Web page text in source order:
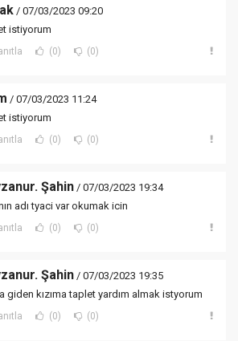
/ 07/03/2023 09:20
istiyorum
(0) (0)
/ 07/03/2023 11:24
istiyorum
(0) (0)
Şahin / 07/03/2023 19:34
adı tyaci var okumak icin
(0) (0)
Şahin / 07/03/2023 19:35
giden kızıma taplet yardım almak istyorum
(0) (0)